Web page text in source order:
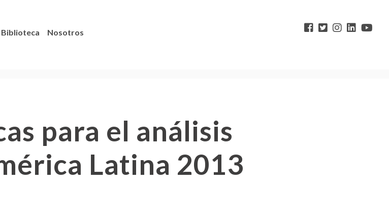
Nosotros
para el análisis
Latina 2013